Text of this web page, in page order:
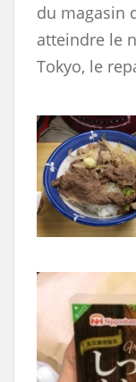
du magasin
atteindre le
Tokyo, le